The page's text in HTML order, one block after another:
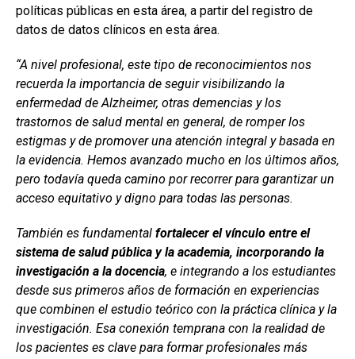
políticas públicas en esta área, a partir del registro de
datos de datos clínicos en esta área.
“A nivel profesional, este tipo de reconocimientos nos
recuerda la importancia de seguir visibilizando la
enfermedad de Alzheimer, otras demencias y los
trastornos de salud mental en general, de romper los
estigmas y de promover una atención integral y basada en
la evidencia. Hemos avanzado mucho en los últimos años,
pero todavía queda camino por recorrer para garantizar un
acceso equitativo y digno para todas las personas.
También es fundamental fortalecer el vínculo entre el
sistema de salud pública y la academia, incorporando la
investigación a la docencia, e integrando a los estudiantes
desde sus primeros años de formación en experiencias
que combinen el estudio teórico con la práctica clínica y la
investigación. Esa conexión temprana con la realidad de
los pacientes es clave para formar profesionales más